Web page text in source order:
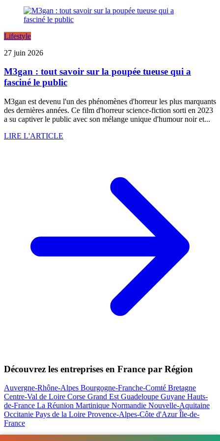
Lifestyle
27 juin 2026
M3gan : tout savoir sur la poupée tueuse qui a
fasciné le public
M3gan est devenu l'un des phénomènes d'horreur les plus marquants
des dernières années. Ce film d'horreur science-fiction sorti en 2023
a su captiver le public avec son mélange unique d'humour noir et...
LIRE L'ARTICLE
Découvrez les entreprises en France par Région
Auvergne-Rhône-Alpes Bourgogne-Franche-Comté Bretagne
Centre-Val de Loire Corse Grand EstGuadeloupe Guyane Hauts-
de-France La Réunion Martinique Normandie Nouvelle-Aquitaine
Occitanie Pays de la Loire Provence-Alpes-Côte d'AzurÎle-de-
France